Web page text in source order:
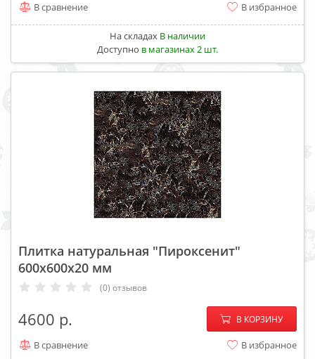
В сравнение В избранное
На складах В наличии
Доступно в магазинах 2 шт.
Плитка натуральная "Пироксенит"
600х600х20 мм
(0) отзывов
4600 − +
В КОРЗИНУ
В сравнение В избранное